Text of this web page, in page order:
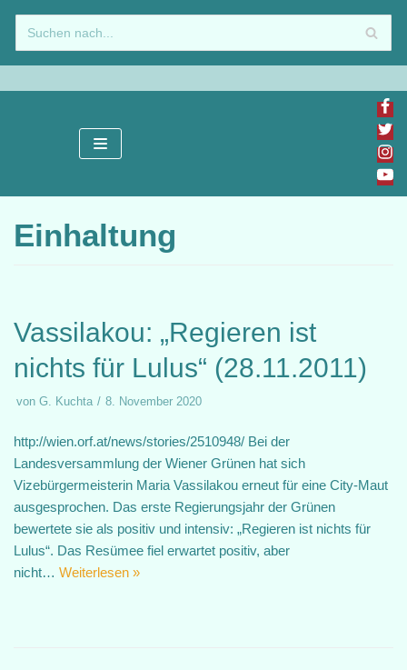
Zum
Inhalt
springen
Einhaltung
Vassilakou: „Regieren ist
nichts für Lulus“ (28.11.2011)
von G. Kuchta 8. November 2020
http://wien.orf.at/news/stories/2510948/ Bei der
Landesversammlung der Wiener Grünen hat sich
Vizebürgermeisterin Maria Vassilakou erneut für eine City-Maut
ausgesprochen. Das erste Regierungsjahr der Grünen
bewertete sie als positiv und intensiv: „Regieren ist nichts für
Lulus“. Das Resümee fiel erwartet positiv, aber
nicht… Weiterlesen »